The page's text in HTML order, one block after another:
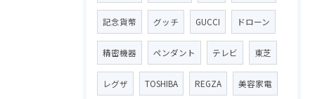
記念貨幣 グッチ GUCCI ドローン
精密機器 ペンダント テレビ 東芝
レグザ TOSHIBA REGZA 美容家電